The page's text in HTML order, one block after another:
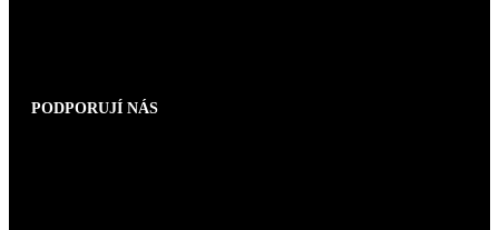
PODPORUJÍ NÁS